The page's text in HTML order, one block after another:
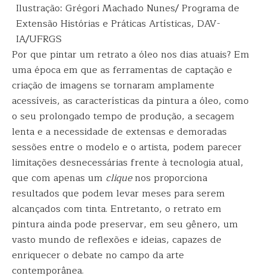
Ilustração: Grégori Machado Nunes/ Programa de
Extensão Histórias e Práticas Artísticas, DAV-
IA/UFRGS
Por que pintar um retrato a óleo nos dias atuais? Em
uma época em que as ferramentas de captação e
criação de imagens se tornaram amplamente
acessíveis, as características da pintura a óleo, como
o seu prolongado tempo de produção, a secagem
lenta e a necessidade de extensas e demoradas
sessões entre o modelo e o artista, podem parecer
limitações desnecessárias frente à tecnologia atual,
que com apenas um cliquenos proporciona
resultados que podem levar meses para serem
alcançados com tinta. Entretanto, o retrato em
pintura ainda pode preservar, em seu gênero, um
vasto mundo de reflexões e ideias, capazes de
enriquecer o debate no campo da arte
contemporânea.